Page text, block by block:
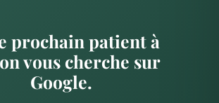
prochain patient à
vous cherche sur
Google.